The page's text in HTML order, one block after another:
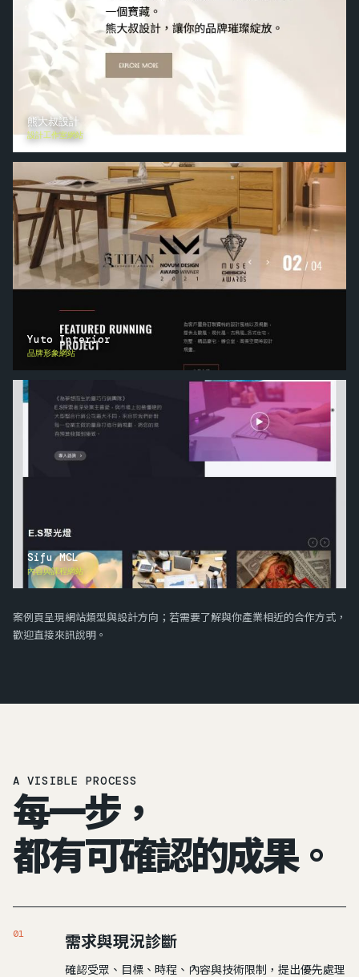
熊大叔設計
設計工作室網站
Yuto Interior
品牌形象網站
Sifu MCL
內容與課程網站
案例頁呈現網站類型與設計方向；若需要了解與你產業相近的合作方式，
歡迎直接來訊說明。
A VISIBLE PROCESS
每一步，
都有可確認的成果。
01 需求與現況診斷
確認受眾、目標、時程、內容與技術限制，提出優先處理